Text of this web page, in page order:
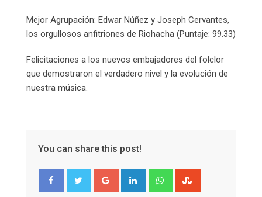
Mejor Agrupación: Edwar Núñez y Joseph Cervantes,
los orgullosos anfitriones de Riohacha (Puntaje: 99.33)
Felicitaciones a los nuevos embajadores del folclor
que demostraron el verdadero nivel y la evolución de
nuestra música.
You can share this post!
Google+ LinkedIn Whatsapp